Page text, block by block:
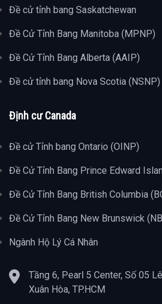
Đề cử tỉnh bang Saskatchewan
Đề Cử Tỉnh Bang Manitoba (MPNP)
Đề Cử Tỉnh Bang Alberta (AAIP)
Đề cử tỉnh bang Nova Scotia (NSNP)
Định cư Canada
Đề cử Tỉnh bang Ontario (OINP)
Đề Cử Tỉnh Bang Prince Edward
Đề Cử Tỉnh Bang British Columbia
Đề Cử Tỉnh Bang New Brunswick
Ngành Hộ Lý Cá Nhân
Tầng 6, Pearl 5 Center, Số 05
Xuân Hòa, TP.HCM